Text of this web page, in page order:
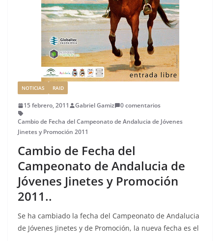
NOTICIAS RAID
15 febrero, 2011 Gabriel Gamiz
0 comentarios
Cambio de Fecha del Campeonato de Andalucia de Jóvenes
Jinetes y Promoción 2011
Cambio de Fecha del
Campeonato de Andalucia de
Jóvenes Jinetes y Promoción
2011..
Se ha cambiado la fecha del Campeonato de Andalucia
de Jóvenes Jinetes y de Promoción, la nueva fecha es el